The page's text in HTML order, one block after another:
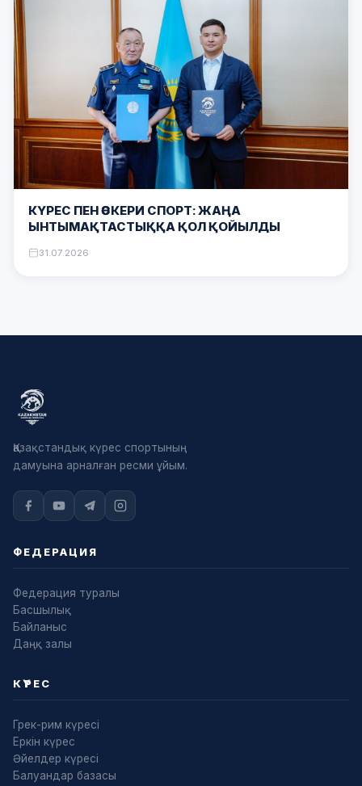
КҮРЕС ПЕН ӘСКЕРИ СПОРТ: ЖАҢА
ЫНТЫМАҚТАСТЫҚҚА ҚОЛ ҚОЙЫЛДЫ
31.07.2026
Қазақстандық күрес спортының
дамуына арналған ресми ұйым.
ФЕДЕРАЦИЯ
Федерация туралы
Басшылық
Байланыс
Даңқ залы
КҮРЕС
Грек-рим күресі
Еркін күрес
Әйелдер күресі
Балуандар базасы